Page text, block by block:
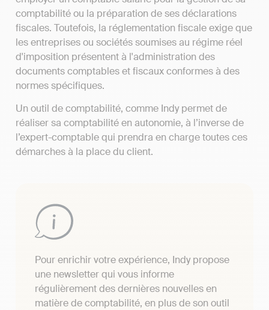
comptabilité ou la préparation de ses déclarations
fiscales. Toutefois, la réglementation fiscale exige que
les entreprises ou sociétés soumises au régime réel
d'imposition présentent à l'administration des
documents comptables et fiscaux conformes à des
normes spécifiques.
Un outil de comptabilité, comme Indy permet de
réaliser sa comptabilité en autonomie, à l’inverse de
l’expert-comptable qui prendra en charge toutes ces
démarches à la place du client.
Pour enrichir votre expérience, Indy propose
une newsletter qui vous informe
régulièrement des dernières nouvelles en
matière de comptabilité, en plus de son outil